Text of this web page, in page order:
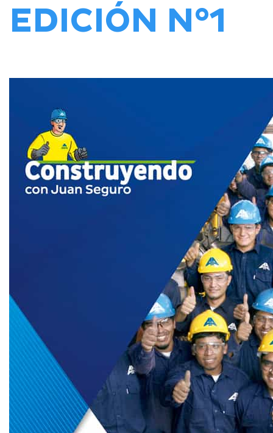
EDICIÓN N°1